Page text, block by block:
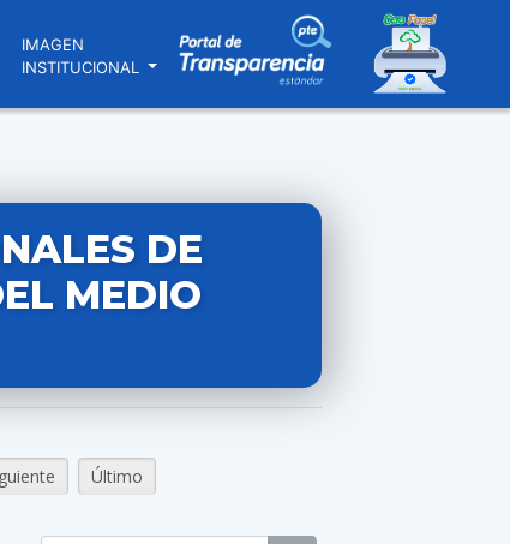
IMAGEN
INSTITUCIONAL
DE
MEDIO
Último